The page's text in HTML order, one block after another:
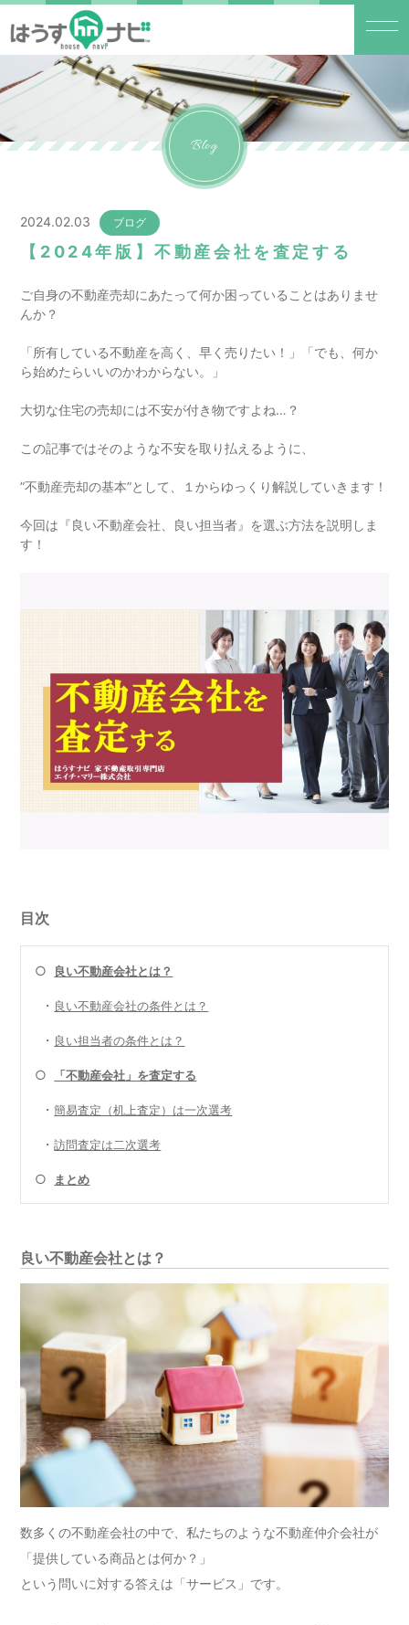
Blog
2024.02.03 ブログ
【2024年版】不動産会社を査定する
ご自身の不動産売却にあたって何か困っていることはありませ
んか？
「所有している不動産を高く、早く売りたい！」「でも、何か
ら始めたらいいのかわからない。」
大切な住宅の売却には不安が付き物ですよね…？
この記事ではそのような不安を取り払えるように、
”不動産売却の基本”として、１からゆっくり解説していきます！
今回は『良い不動産会社、良い担当者』を選ぶ方法を説明しま
す！
目次
○ 良い不動産会社とは？
・ 良い不動産会社の条件とは？
・ 良い担当者の条件とは？
○ 「不動産会社」を査定する
・簡易査定（机上査定）は一次選考
・訪問査定は二次選考
○ まとめ
良い不動産会社とは？
数多くの不動産会社の中で、私たちのような不動産仲介会社が
「提供している商品とは何か？」
という問いに対する答えは「サービス」です。